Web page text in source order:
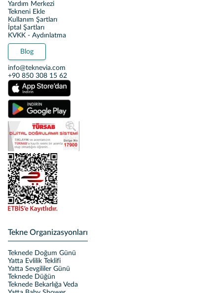
Yardım Merkezi
Tekneni Ekle
Kullanım Şartları
İptal Şartları
KVKK - Aydınlatma
Blog
info@teknevia.com
+90 850 308 15 62
Tekne Organizasyonları
Teknede Doğum Günü
Yatta Evlilik Teklifi
Yatta Sevgililer Günü
Teknede Düğün
Teknede Bekarlığa Veda